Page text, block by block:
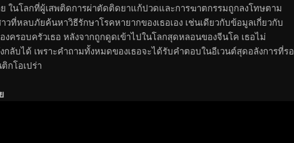
ในโลกที่ผู้เสพติดการผ่าตัดติดยาแก้ปวดและการฆาตกรรมถูกลงโทษตาม
วที่หลบภัยค้นหาวิธีรักษาโรคหายากของเธอเอง เช่นเดียวกับข้อมูลเกี่ยวกับ
ครอบครัวเธอ หลังจากถูกดูดเข้าไปในโลกสุดหลอนของจีนโค เธอไม่
กลับได้ เพราะคำถามทั้งหมดของเธอจะได้รับคำตอบในอีเวนต์สุดอลังการที่รอ
กโอเปร่า